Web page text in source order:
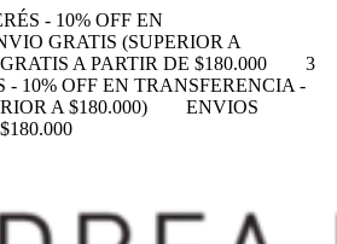
- 10% OFF EN
GRATIS (SUPERIOR A
A PARTIR DE $180.000
3
- 10% OFF EN TRANSFERENCIA -
A $180.000)
ENVIOS